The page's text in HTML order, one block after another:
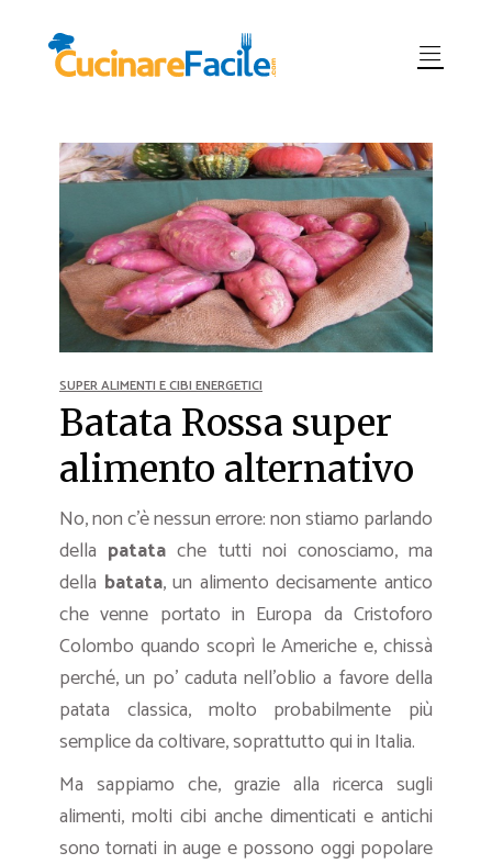
SUPER ALIMENTI E CIBI ENERGETICI
Batata Rossa super
alimento alternativo
No, non c’è nessun errore: non stiamo parlando
della patata che tutti noi conosciamo, ma
della batata, un alimento decisamente antico
che venne portato in Europa da Cristoforo
Colombo quando scoprì le Americhe e, chissà
perché, un po’ caduta nell’oblio a favore della
patata classica, molto probabilmente più
semplice da coltivare, soprattutto qui in Italia.
Ma sappiamo che, grazie alla ricerca sugli
alimenti, molti cibi anche dimenticati e antichi
sono tornati in auge e possono oggi popolare